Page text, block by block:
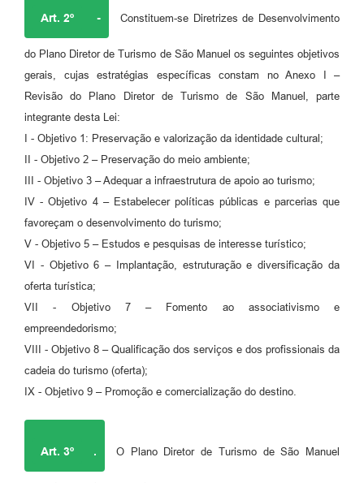
Art. 2º - Constituem-se Diretrizes de Desenvolvimento
do Plano Diretor de Turismo de São Manuel os seguintes objetivos
gerais, cujas estratégias específicas constam no Anexo I –
Revisão do Plano Diretor de Turismo de São Manuel, parte
integrante desta Lei:
I - Objetivo 1: Preservação e valorização da identidade cultural;
II - Objetivo 2 – Preservação do meio ambiente;
III - Objetivo 3 – Adequar a infraestrutura de apoio ao turismo;
IV - Objetivo 4 – Estabelecer políticas públicas e parcerias que
favoreçam o desenvolvimento do turismo;
V - Objetivo 5 – Estudos e pesquisas de interesse turístico;
VI - Objetivo 6 – Implantação, estruturação e diversificação da
oferta turística;
VII - Objetivo 7 – Fomento ao associativismo e
empreendedorismo;
VIII - Objetivo 8 – Qualificação dos serviços e dos profissionais da
cadeia do turismo (oferta);
IX - Objetivo 9 – Promoção e comercialização do destino.
Art. 3º . O Plano Diretor de Turismo de São Manuel